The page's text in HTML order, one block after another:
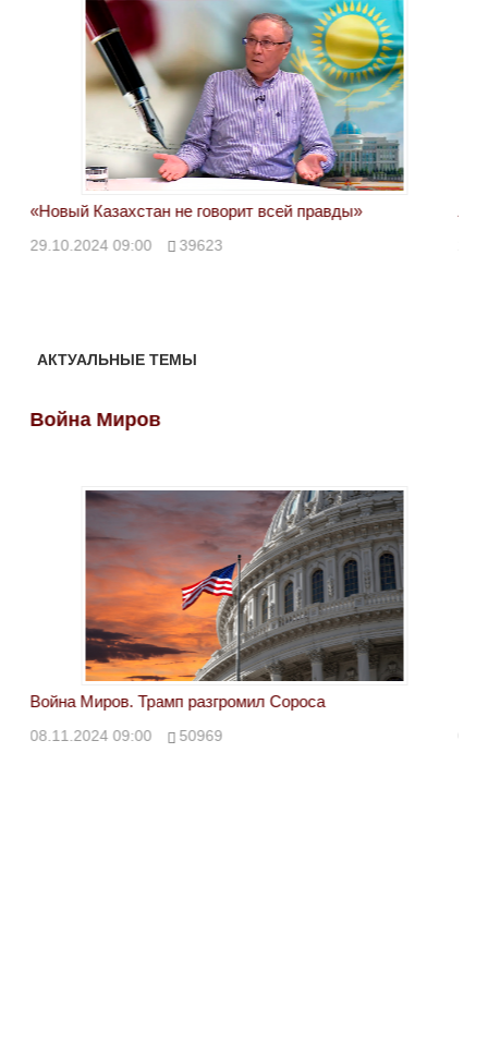
«Новый Казахстан не говорит всей правды»
29.10.2024 09:00 39623
АКТУАЛЬНЫЕ ТЕМЫ
Война Миров
Война Миров. Трамп разгромил Сороса
08.11.2024 09:00 50969